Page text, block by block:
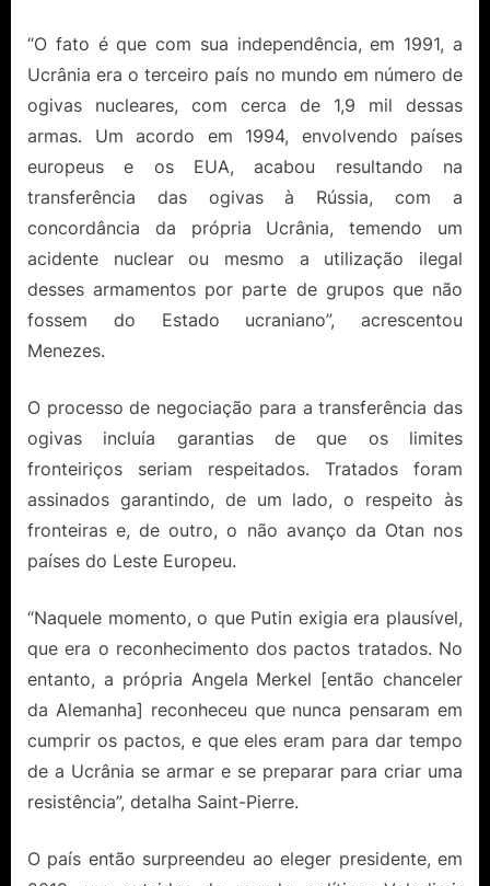
“O fato é que com sua independência, em 1991, a
Ucrânia era o terceiro país no mundo em número de
ogivas nucleares, com cerca de 1,9 mil dessas
armas. Um acordo em 1994, envolvendo países
europeus e os EUA, acabou resultando na
transferência das ogivas à Rússia, com a
concordância da própria Ucrânia, temendo um
acidente nuclear ou mesmo a utilização ilegal
desses armamentos por parte de grupos que não
fossem do Estado ucraniano”, acrescentou
Menezes.
O processo de negociação para a transferência das
ogivas incluía garantias de que os limites
fronteiriços seriam respeitados. Tratados foram
assinados garantindo, de um lado, o respeito às
fronteiras e, de outro, o não avanço da Otan nos
países do Leste Europeu.
“Naquele momento, o que Putin exigia era plausível,
que era o reconhecimento dos pactos tratados. No
entanto, a própria Angela Merkel [então chanceler
da Alemanha] reconheceu que nunca pensaram em
cumprir os pactos, e que eles eram para dar tempo
de a Ucrânia se armar e se preparar para criar uma
resistência”, detalha Saint-Pierre.
O país então surpreendeu ao eleger presidente, em